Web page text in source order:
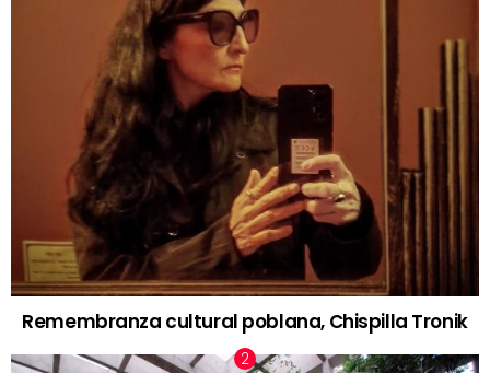
Remembranza cultural poblana, Chispilla Tronik